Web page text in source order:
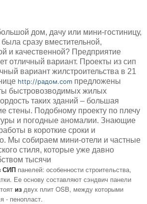
дом, дачу или мини-гостиницу,
сразу вместительной,
и качественной? Предприятие
отличный вариант. Проекты из сип
вариант жилстроительства в 21
http://радом.com предложены
быстровозводимых жилых
таких зданий – большая
стены. Подобному проекту по плечу
и погодные аномалии. Знающие
в короткие сроки и
Мы собираем мини-отели и частные
стиля, которые уже давно
тысячи
СИП панелей: особенности строительства,
Ее основу составляют сэндвич панели
из двух плит OSB, между которыми
- пенопласт.